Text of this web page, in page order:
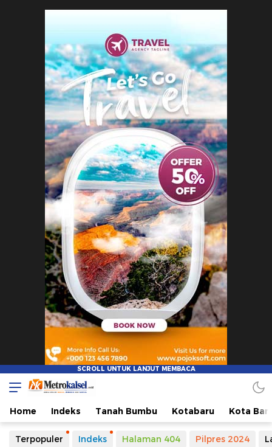
Metro Kalsel
Media Online Terkini, Faktual dan Mendidik
Home Indeks Tanah Bumbu Kotabaru Kota
Terpopuler Indeks Halaman 404 Pilpres 2024